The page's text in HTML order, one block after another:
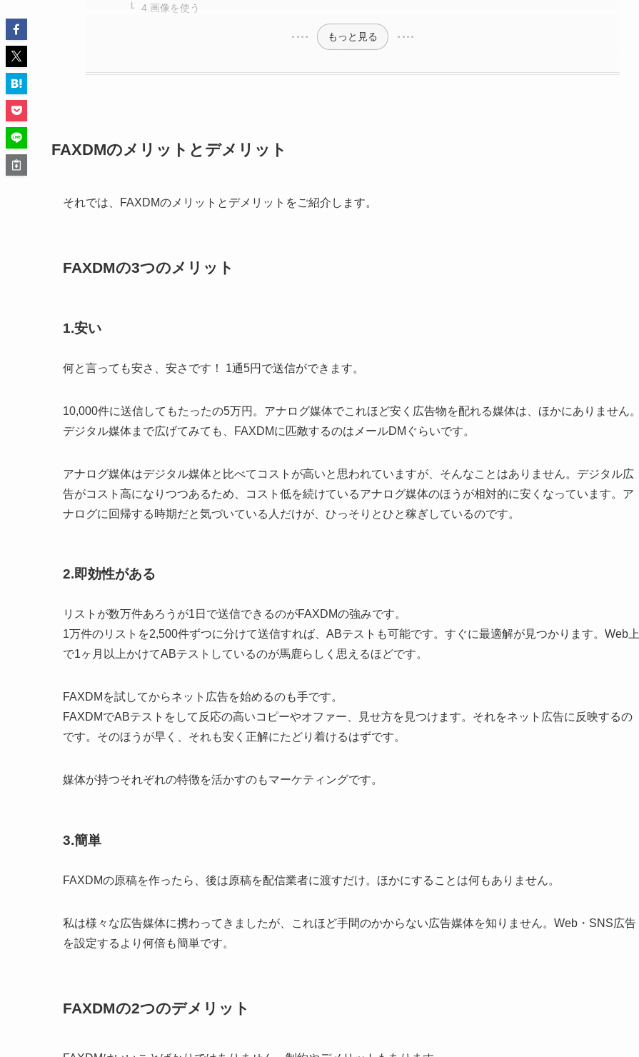
4.画像を使う
もっと見る
FAXDMのメリットとデメリット
それでは、FAXDMのメリットとデメリットをご紹介します。
FAXDMの3つのメリット
1.安い
何と言っても安さ、安さです！ 1通5円で送信ができます。
10,000件に送信してもたったの5万円。アナログ媒体でこれほど安く広告物を配れる媒体は、ほかにありません。
デジタル媒体まで広げてみても、FAXDMに匹敵するのはメールDMぐらいです。
アナログ媒体はデジタル媒体と比べてコストが高いと思われていますが、そんなことはありません。デジタル広
告がコスト高になりつつあるため、コスト低を続けているアナログ媒体のほうが相対的に安くなっています。ア
ナログに回帰する時期だと気づいている人だけが、ひっそりとひと稼ぎしているのです。
2.即効性がある
リストが数万件あろうが1日で送信できるのがFAXDMの強みです。
1万件のリストを2,500件ずつに分けて送信すれば、ABテストも可能です。すぐに最適解が見つかります。Web上
で1ヶ月以上かけてABテストしているのが馬鹿らしく思えるほどです。
FAXDMを試してからネット広告を始めるのも手です。
FAXDMでABテストをして反応の高いコピーやオファー、見せ方を見つけます。それをネット広告に反映するの
です。そのほうが早く、それも安く正解にたどり着けるはずです。
媒体が持つそれぞれの特徴を活かすのもマーケティングです。
3.簡単
FAXDMの原稿を作ったら、後は原稿を配信業者に渡すだけ。ほかにすることは何もありません。
私は様々な広告媒体に携わってきましたが、これほど手間のかからない広告媒体を知りません。Web・SNS広告
を設定するより何倍も簡単です。
FAXDMの2つのデメリット